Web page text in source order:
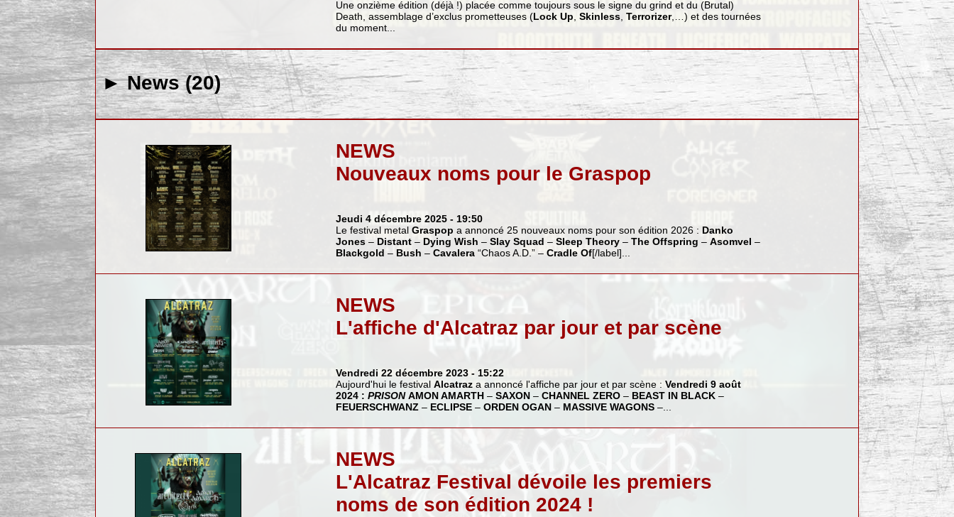
Une onzième édition (déjà !) placée comme toujours sous le signe du grind et du (Brutal)
Death, assemblage d’exclus prometteuses (Lock Up Skinless, Terrorizer,…) et des tournées
du moment...
► News (20)
NEWS
Nouveaux noms pour le Graspop
Jeudi 4 décembre 2025 - 19:50
Le festival metal Graspop a annoncé 25 nouveaux noms pour son édition 2026 : Danko
Jones– Distant– Dying Wish – Slay Squad – Sleep Theory– The Offspring – Asomvel –
Blackgold – Bush – Cavalera“Chaos A.D.” – Cradle Of[/label]...
NEWS
L'affiche d'Alcatraz par jour et par scène
Vendredi 22 décembre 2023 - 15:22
Aujourd'hui le festival Alcatraza annoncé l'affiche par jour et par scène : Vendredi 9 août
2024 : PRISON AMON AMARTH– SAXON– CHANNEL ZERO– BEAST IN BLACK–
FEUERSCHWANZ– ECLIPSE– ORDEN OGAN– MASSIVE WAGONS–...
NEWS
L'Alcatraz Festival dévoile les premiers
noms de son édition 2024 !